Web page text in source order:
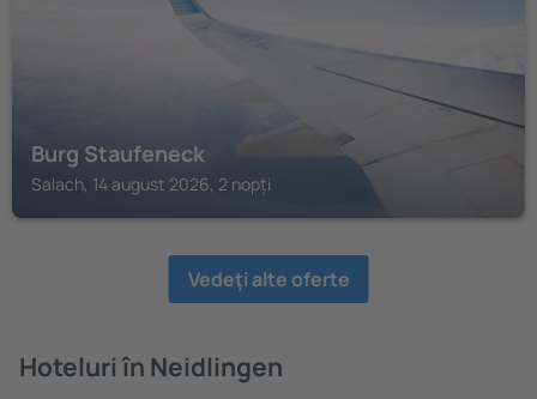
Burg Staufeneck
Salach, 14 august 2026, 2 nopți
Vedeţi alte oferte
Hoteluri în Neidlingen